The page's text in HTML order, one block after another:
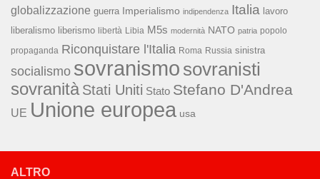
globalizzazione guerra Imperialismo indipendenza Italia lavoro
liberalismo liberismo libertà Libia M5s modernità NATO patria popolo
propaganda Riconquistare l'Italia Roma Russia sinistra
socialismo sovranismo sovranisti
sovranità Stati Uniti Stato Stefano D'Andrea
UE Unione europea usa
ALTRO